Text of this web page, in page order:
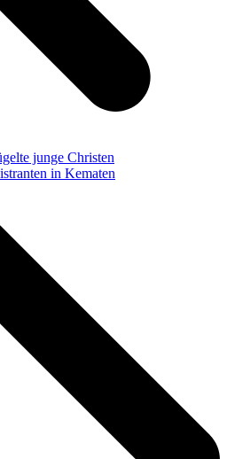
junge Christen
in Kematen